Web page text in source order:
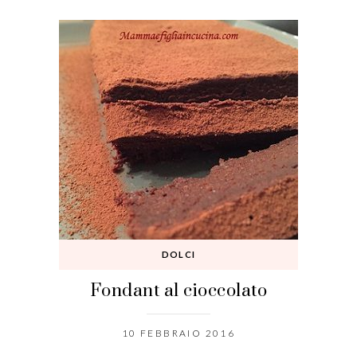
DOLCI
Fondant al cioccolato
10 FEBBRAIO 2016